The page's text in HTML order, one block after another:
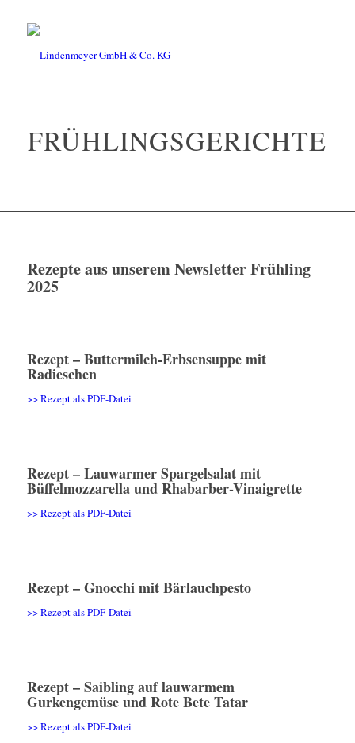
FRÜHLINGSGERICHTE
Rezepte aus unseremNewsletter Frühling
2025
Rezept – Buttermilch-Erbsensuppe mit
Radieschen
>> Rezept als PDF-Datei
Rezept – Lauwarmer Spargelsalat mit
Büffelmozzarella und Rhabarber-Vinaigrette
>> Rezept als PDF-Datei
Rezept – Gnocchi mit Bärlauchpesto
>> Rezept als PDF-Datei
Rezept – Saibling auf lauwarmem
Gurkengemüse und Rote Bete Tatar
>> Rezept als PDF-Datei